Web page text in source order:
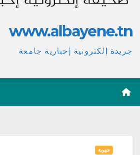
www.albayene.tn
جريدة إلكترونية إخبارية جامعة
جهوية